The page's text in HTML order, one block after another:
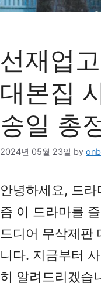
선재업
대본집
송일 총
2024년 05월 23일 by
안녕하세요, 드
즘 이 드라마를
드디어 무삭제판
니다. 지금부터
히 알려드리겠습